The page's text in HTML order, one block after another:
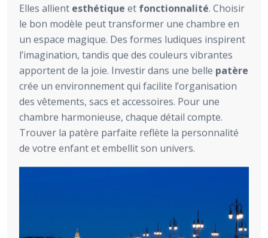
Elles allient esthétique et fonctionnalité. Choisir
le bon modèle peut transformer une chambre en
un espace magique. Des formes ludiques inspirent
l’imagination, tandis que des couleurs vibrantes
apportent de la joie. Investir dans une belle patère
crée un environnement qui facilite l’organisation
des vêtements, sacs et accessoires. Pour une
chambre harmonieuse, chaque détail compte.
Trouver la patère parfaite reflète la personnalité
de votre enfant et embellit son univers.